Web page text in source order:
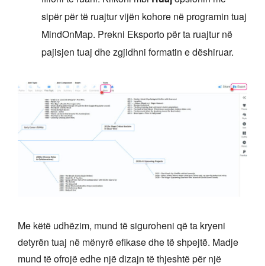
sipër për të ruajtur vijën kohore në programin tuaj
MindOnMap. Prekni Eksporto për ta ruajtur në
pajisjen tuaj dhe zgjidhni formatin e dëshiruar.
Me këtë udhëzim, mund të siguroheni që ta kryeni
detyrën tuaj në mënyrë efikase dhe të shpejtë. Madje
mund të ofrojë edhe një dizajn të thjeshtë për një